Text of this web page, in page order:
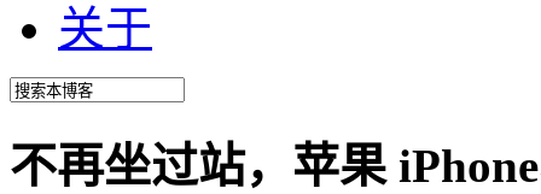
关于
不再坐过站，苹果